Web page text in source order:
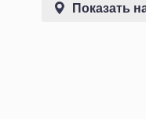
Показать